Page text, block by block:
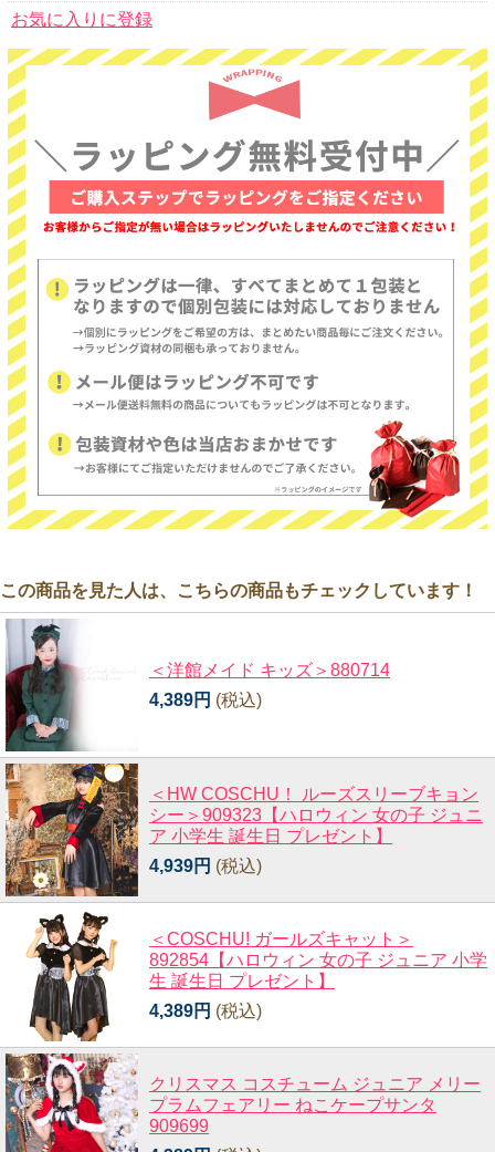
お気に入りに登録
この商品を見た人は、こちらの商品もチェックしています！
＜洋館メイド キッズ＞880714
4,389円 (税込)
＜HW COSCHU！ ルーズスリーブキョン
シー＞909323【ハロウィン 女の子 ジュニ
ア 小学生 誕生日 プレゼント】
4,939円 (税込)
＜COSCHU! ガールズキャット＞
892854【ハロウィン 女の子 ジュニア 小学
生 誕生日 プレゼント】
4,389円 (税込)
クリスマス コスチューム ジュニア メリー
プラムフェアリー ねこケープサンタ
909699